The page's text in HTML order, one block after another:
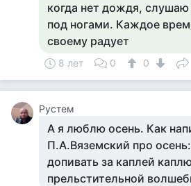
когда нет дождя,
под ногами. Каждое
своему радует
8 лет 0 0
Рустем
А я люблю осень. Как
П.А.Вяземский про
допивать за каплей
прельстительной